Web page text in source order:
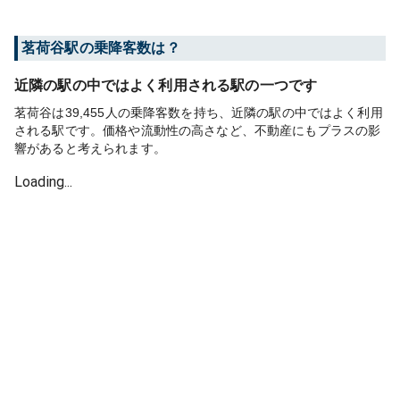
茗荷谷駅の乗降客数は？
近隣の駅の中ではよく利用される駅の一つです
茗荷谷は39,455人の乗降客数を持ち、近隣の駅の中ではよく利用
される駅です。価格や流動性の高さなど、不動産にもプラスの影
響があると考えられます。
Loading...